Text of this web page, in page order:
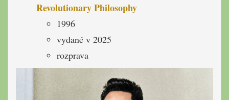
Revolutionary Philosophy
1996
vydané v 2025
rozprava